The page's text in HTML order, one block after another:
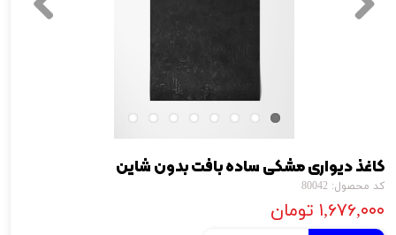
کاغذ دیواری مشکی ساده بافت بدون شاین
کد محصول: 80042
۱,۶۷۶,۰۰۰ تومان